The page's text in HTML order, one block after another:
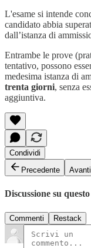
L'esame si intende
candidato abbia
dall’istanza di
Entrambe le prove
tentativo, possono
medesima istanza di
trenta giorni, senza
aggiuntiva.
Condividi
Precedente
Avanti
Discussione su
Commenti Restack